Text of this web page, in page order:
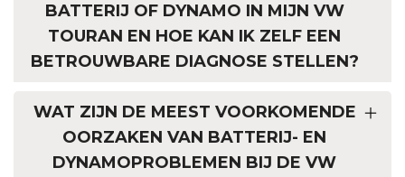
BATTERIJ OF DYNAMO IN MIJN VW
TOURAN EN HOE KAN IK ZELF EEN
BETROUWBARE DIAGNOSE STELLEN?
WAT ZIJN DE MEEST VOORKOMENDE
OORZAKEN VAN BATTERIJ- EN
DYNAMOPROBLEMEN BIJ DE VW